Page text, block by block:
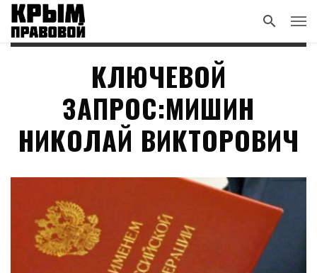
КЛЮЧЕВОЙ
ЗАПРОС:МИШИН
НИКОЛАЙ ВИКТОРОВИЧ